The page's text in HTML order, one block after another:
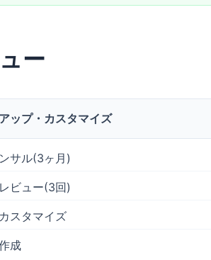
ー
ップ・カスタマイズ
サル(3ヶ月)
ビュー(3回)
スタマイズ
成